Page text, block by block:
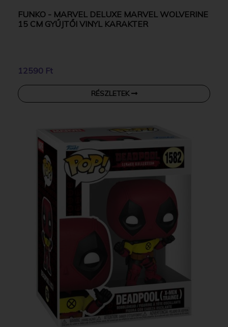
FUNKO - MARVEL DELUXE MARVEL WOLVERINE
15 CM GYŰJTŐI VINYL KARAKTER
12590 Ft
RÉSZLETEK